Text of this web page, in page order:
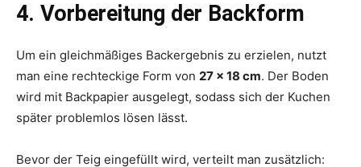
4. Vorbereitung der Backform
Um ein gleichmäßiges Backergebnis zu erzielen, nutzt
man eine rechteckige Form von 27 x 18 cm. Der Boden
wird mit Backpapier ausgelegt, sodass sich der Kuchen
später problemlos lösen lässt.
Bevor der Teig eingefüllt wird, verteilt man zusätzlich: